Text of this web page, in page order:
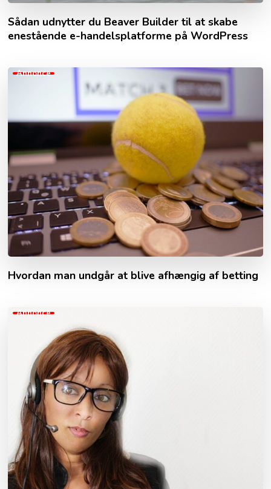
Sådan udnytter du Beaver Builder til at skabe
enestående e-handelsplatforme på WordPress
Annonce
Hvordan man undgår at blive afhængig af betting
Annonce